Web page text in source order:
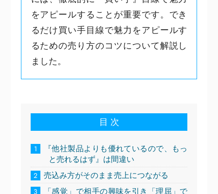
をアピールすることが重要です。でき
るだけ買い手目線で魅力をアピールす
るための売り方のコツについて解説し
ました。
目 次
1
『他社製品よりも優れているので、もっ
と売れるはず』は間違い
2
売込み方がそのまま売上につながる
3
「感覚」で相手の興味を引き「理屈」で